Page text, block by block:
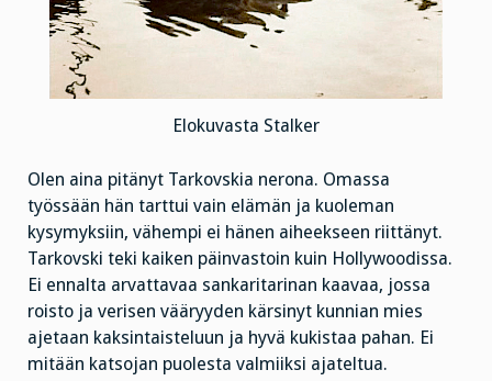
Elokuvasta Stalker
Olen aina pitänyt Tarkovskia nerona. Omassa
työssään hän tarttui vain elämän ja kuoleman
kysymyksiin, vähempi ei hänen aiheekseen riittänyt.
Tarkovski teki kaiken päinvastoin kuin Hollywoodissa.
Ei ennalta arvattavaa sankaritarinan kaavaa, jossa
roisto ja verisen vääryyden kärsinyt kunnian mies
ajetaan kaksintaisteluun ja hyvä kukistaa pahan. Ei
mitään katsojan puolesta valmiiksi ajateltua.